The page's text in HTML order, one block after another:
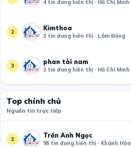
4 tin đang hiển thị · Hồ Chí Minh
2 Kimthoa
3 tin đang hiển thị · Lâm Đồng
3 phan tài nam
2 tin đang hiển thị · Hồ Chí Minh
Top chính chủ
Nguồn tin trực tiếp
1 Trần Anh Ngọc
95 tin đang hiển thị · Khánh Hòa